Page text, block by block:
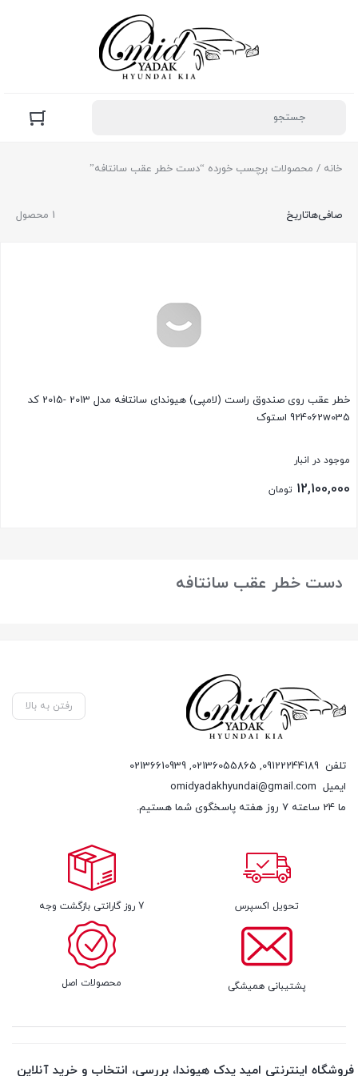
خانه / محصولات برچسب خورده “دست خطر عقب سانتافه”
1 محصول صافی‌هاتاریخ
خطر عقب روی صندوق راست (لامپی) هیوندای سانتافه مدل 2013 -2015 کد
924062w035 استوک
موجود در انبار
12,100,000 تومان
دست خطر عقب سانتافه
رفتن به بالا
تلفن 09122244189
,
02136055865
,
02136610939
ایمیل omidyadakhyundai@gmail.com
ما 24 ساعته 7 روز هفته پاسخگوی شما هستیم.
تحویل اکسپرس 7 روز گارانتی بازگشت وجه
پشتیبانی همیشگی محصولات اصل
فروشگاه اینترنتی امید یدک هیوندا، بررسی، انتخاب و خرید آنلاین